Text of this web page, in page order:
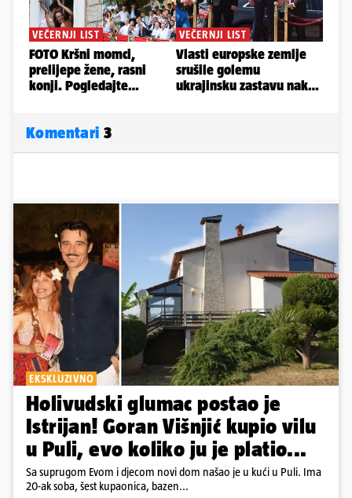
Komentari 3
EKSKLUZIVNO
Holivudski glumac postao je
Istrijan! Goran Višnjić kupio vilu
u Puli, evo koliko ju je platio...
Sa suprugom Evom i djecom novi dom našao je u kući u Puli. Ima
20-ak soba, šest kupaonica, bazen...